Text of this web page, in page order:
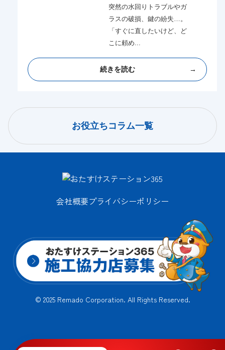
突然の水回りトラブルやガ
ラスの破損、鍵の紛失…。
「すぐに直したいけど、ど
こに頼め...
続きを読む
お役立ちコラム一覧
会社概要プライバシーポリシー
© 2025 Remado Corporation. All Rights Reserved.